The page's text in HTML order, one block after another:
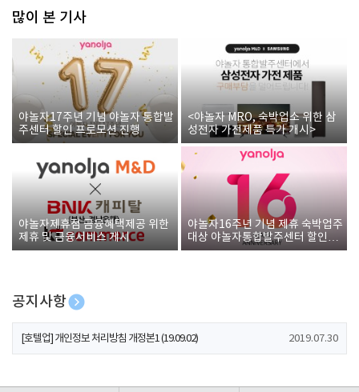
많이 본 기사
야놀자17주년 기념 야놀자 통합발
주센터 할인 프로모션 진행
<야놀자 MRO, 숙박업소 위한 삼
성전자 가전제품 특가 개시>
야놀자제휴점 금융혜택제공 위한
제휴 및 금융서비스 게시
야놀자16주년 기념 제휴 숙박업주
대상 야놀자통합발주센터 할인쿠
폰 증정
공지사항
[호텔업] 개인정보 처리방침 개정본2 (19.09.02)
[호텔업] 개인정보 처리방침 개정본1 (19.09.02) 2019.07.30